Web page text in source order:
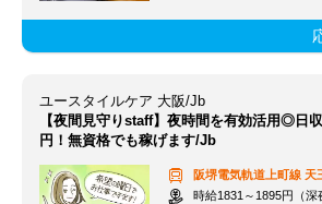
ユースタイルケア 大阪/Jb
【夜間見守りstaff】夜時間を有効活用◎日
円！無資格でも稼げます/Jb
阪堺電気軌道上町線 天
時給1831～1895円（深